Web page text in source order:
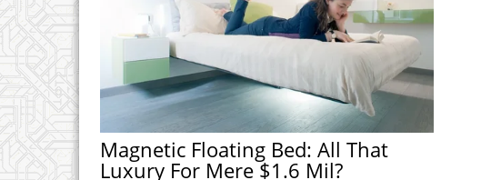
Magnetic Floating Bed: All That
Luxury For Mere $1.6 Mil?